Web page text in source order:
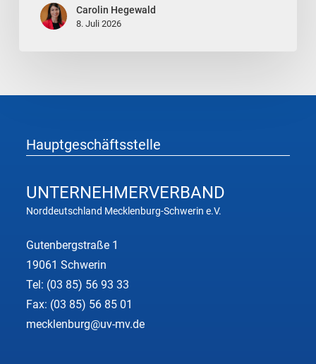
Carolin Hegewald
8. Juli 2026
Hauptgeschäftsstelle
UNTERNEHMERVERBAND
Norddeutschland Mecklenburg-Schwerin e.V.
Gutenbergstraße 1
19061 Schwerin
Tel: (03 85) 56 93 33
Fax: (03 85) 56 85 01
mecklenburg@uv-mv.de